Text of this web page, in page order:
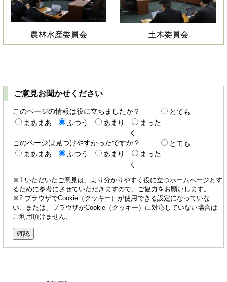
農林水産委員会 土木委員会
ご意見お聞かせください
このページの情報は役に立ちましたか？
とても
まあまあ
ふつう あまり
まった
く
このページは見つけやすかったですか？
とても
まあまあ
ふつう あまり
まった
く
※1 いただいたご意見は、より分かりやすく役に立つホームページとす
るために参考にさせていただきますので、ご協力をお願いします。
※2 ブラウザでCookie（クッキー）が使用できる設定になっていな
い、または、ブラウザがCookie（クッキー）に対応していない場合は
ご利用頂けません。